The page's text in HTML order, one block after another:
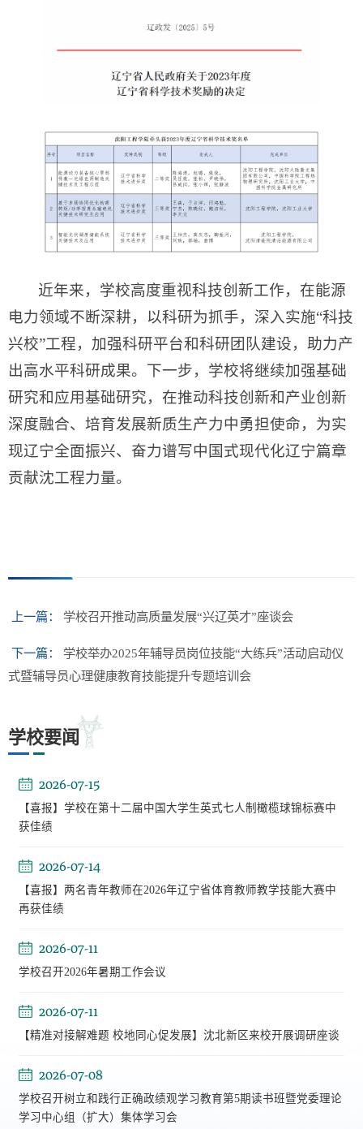
近年来，学校高度重视科技创新工作，在能源
电力领域不断深耕，以科研为抓手，深入实施“科技
兴校”工程，加强科研平台和科研团队建设，助力产
出高水平科研成果。下一步，学校将继续加强基础
研究和应用基础研究，在推动科技创新和产业创新
深度融合、培育发展新质生产力中勇担使命，为实
现辽宁全面振兴、奋力谱写中国式现代化辽宁篇章
贡献沈工程力量。
上一篇： 学校召开推动高质量发展“兴辽英才”座谈会
下一篇：
学校举办2025年辅导员岗位技能“大练兵”活动启动仪
式暨辅导员心理健康教育技能提升专题培训会
学校要闻
2026-07-15
【喜报】学校在第十二届中国大学生英式七人制橄榄球锦标赛中
获佳绩
2026-07-14
【喜报】两名青年教师在2026年辽宁省体育教师教学技能大赛中
再获佳绩
2026-07-11
学校召开2026年暑期工作会议
2026-07-11
【精准对接解难题 校地同心促发展】沈北新区来校开展调研座谈
2026-07-08
学校召开树立和践行正确政绩观学习教育第5期读书班暨党委理论
学习中心组（扩大）集体学习会